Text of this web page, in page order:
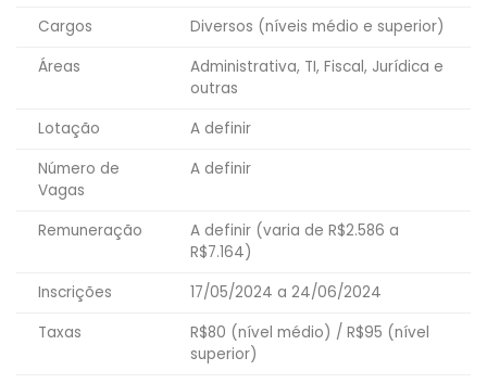
Cargos
Diversos (níveis médio e superior)
Áreas
Administrativa, TI, Fiscal, Jurídica e
outras
Lotação
A definir
Número de
Vagas
A definir
Remuneração
A definir (varia de R$2.586 a
R$7.164)
Inscrições
17/05/2024 a 24/06/2024
Taxas
R$80 (nível médio) / R$95 (nível
superior)